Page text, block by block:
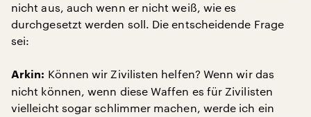
nicht aus, auch wenn er nicht weiß, wie es
durchgesetzt werden soll. Die entscheidende Frage
sei:
Arkin: Können wir Zivilisten helfen? Wenn wir das
nicht können, wenn diese Waffen es für Zivilisten
vielleicht sogar schlimmer machen, werde ich ein